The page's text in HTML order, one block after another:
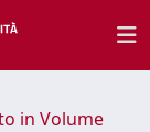
in Volume